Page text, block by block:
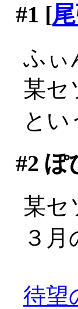
#1 [
ふぃ
某セ
とい
#2 ぽ
某セ
３
待